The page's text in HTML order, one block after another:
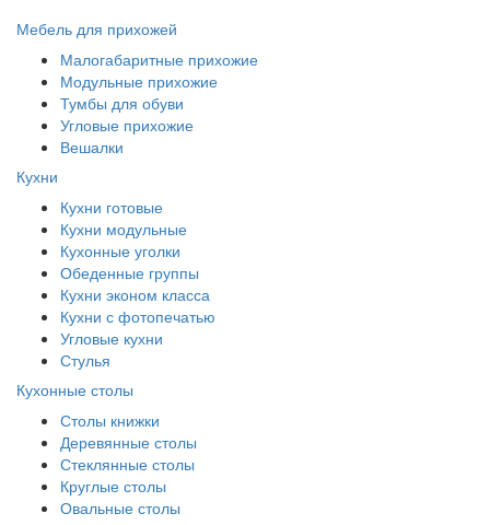
Мебель для прихожей
Малогабаритные прихожие
Модульные прихожие
Тумбы для обуви
Угловые прихожие
Вешалки
Кухни
Кухни готовые
Кухни модульные
Кухонные уголки
Обеденные группы
Кухни эконом класса
Кухни с фотопечатью
Угловые кухни
Стулья
Кухонные столы
Столы книжки
Деревянные столы
Стеклянные столы
Круглые столы
Овальные столы